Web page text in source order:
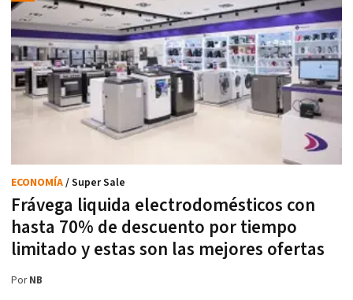
Frávega liquida electrodomésticos con
hasta 70% de descuento por tiempo
limitado y estas son las mejores ofertas
ECONOMÍA/ Super Sale
PorNB